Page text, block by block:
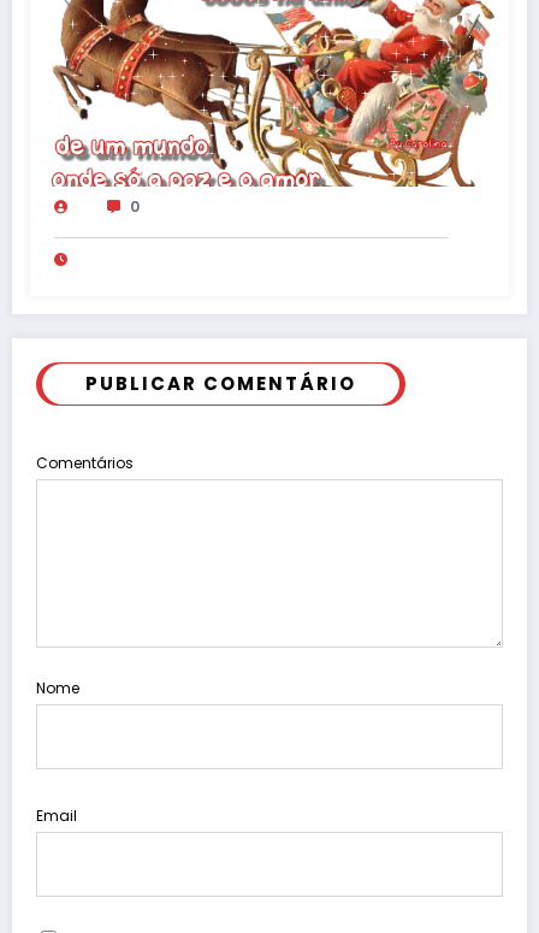
0
PUBLICAR COMENTÁRIO
Comentários
Nome
Email